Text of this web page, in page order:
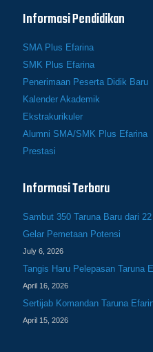
Informasi Pendidikan
SMA Plus Efarina
SMK Plus Efarina
Penerimaan Peserta Didik Baru
Kalender Akademik
Ekstrakurikuler
Alumni SMA/SMK Plus Efarina
Prestasi
Informasi Terbaru
Sambut 350 Taruna Baru dari
Gelar Pemetaan Potensi
July 6, 2026
Tangis Haru Pelepasan Taruna
April 16, 2026
Sertijab Komandan Taruna
April 15, 2026